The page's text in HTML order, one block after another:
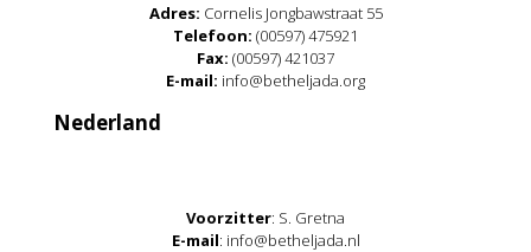
Adres: Cornelis Jongbawstraat 55
Telefoon: (00597) 475921
Fax: (00597) 421037
E-mail: info@betheljada.org
Nederland
Voorzitter: S. Gretna
E-mail: info@betheljada.nl